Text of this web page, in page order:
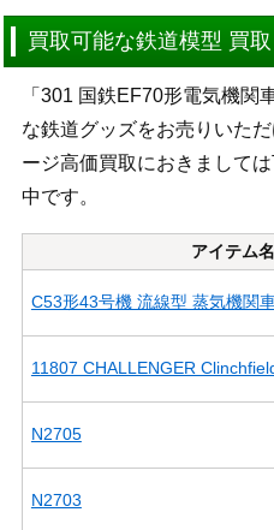
買取可能な鉄道模型 買
「301 国鉄EF70形電気機関
な鉄道グッズをお売りいた
ージ高価買取におきまして
中です。
アイテム名
C53形43号機 流線型 蒸気機関
11807 CHALLENGER
N2705
N2703